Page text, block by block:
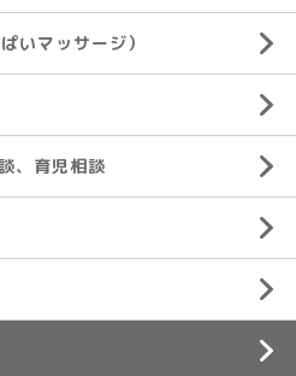
いマッサージ）
、育児相談